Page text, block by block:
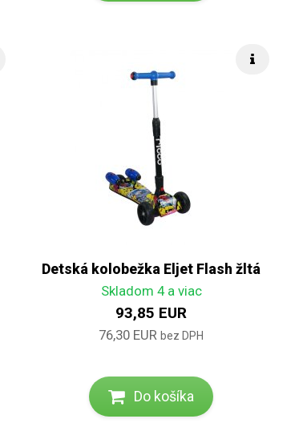
Detská kolobežka Eljet Flash žltá
Skladom 4 a viac
93,85 EUR
76,30 EUR bez DPH
Do košíka